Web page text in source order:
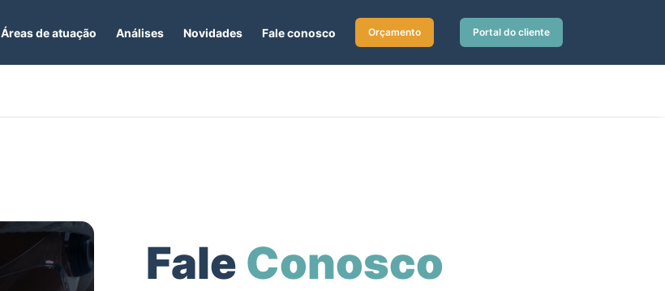
Áreas de atuação Análises Novidades Fale conosco Orçamento Portal do cliente
Fale Conosco